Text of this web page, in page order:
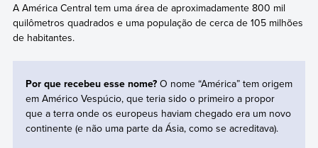
A América Central tem uma área de aproximadamente 800 mil
quilômetros quadrados e uma população de cerca de 105 milhões
de habitantes.
Por que recebeu esse nome?O nome “América” tem origem
em Américo Vespúcio, que teria sido o primeiro a propor
que a terra onde os europeus haviam chegado era um novo
continente (e não uma parte da Ásia, como se acreditava).